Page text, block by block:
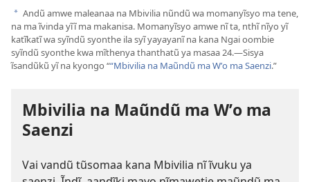
a Andũ amwe maleanaa na Mbivilia nũndũ wa momanyĩsyo ma tene,
na ma ĩvinda yĩĩ ma makanisa. Momanyĩsyo amwe nĩ ta, nthĩ nĩyo yĩ
katĩkatĩ wa syĩndũ syonthe ila syĩ yayayanĩ na kana Ngai oombie
syĩndũ syonthe kwa mĩthenya thanthatũ ya masaa 24.—Sisya
ĩsandũkũ yĩ na kyongo ““Mbivilia na Maũndũ ma Wʼo ma Saenzi.”
Mbivilia na Maũndũ ma Wʼo ma
Saenzi
Vai vandũ tũsomaa kana Mbivilia nĩ ĩvuku ya